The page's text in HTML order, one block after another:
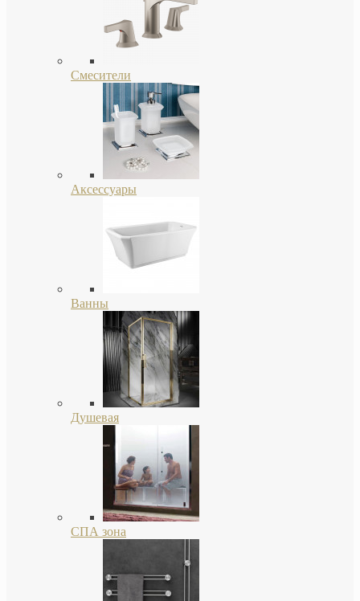
Смесители
Аксессуары
Ванны
Душевая
СПА зона